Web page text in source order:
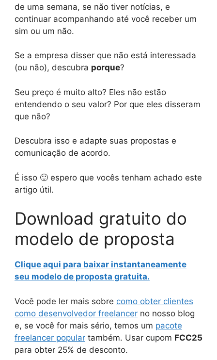
de uma semana, se não tiver notícias, e
continuar acompanhando até você receber um
sim ou um não.
Se a empresa disser que não está interessada
(ou não), descubra porque?
Seu preço é muito alto? Eles não estão
entendendo o seu valor? Por que eles disseram
que não?
Descubra isso e adapte suas propostas e
comunicação de acordo.
É isso 🙂 espero que vocês tenham achado este
artigo útil.
Download gratuito do
modelo de proposta
Clique aqui para baixar instantaneamente
seu modelo de proposta gratuita.
Você pode ler mais sobre como obter clientes
como desenvolvedor freelancer no nosso blog
e, se você for mais sério, temos um pacote
freelancer popular também. Usar cupom FCC25
para obter 25% de desconto.